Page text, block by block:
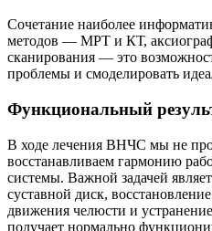
Сочетание наиболее
методов — МРТ и КТ,
сканирования — это
проблемы и смоделировать
Функциональный
В ходе лечения ВНЧС мы не
восстанавливаем гармонию
системы. Важной задачей
суставной диск,
движения челюсти и
получает нормально